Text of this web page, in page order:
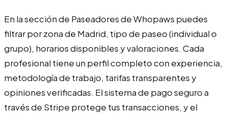
En la sección de Paseadores de Whopaws puedes
filtrar por zona de Madrid, tipo de paseo (individual o
grupo), horarios disponibles y valoraciones. Cada
profesional tiene un perfil completo con experiencia,
metodología de trabajo, tarifas transparentes y
opiniones verificadas. El sistema de pago seguro a
través de Stripe protege tus transacciones, y el